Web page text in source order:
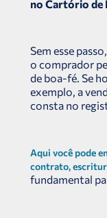
no Cartório de
Sem esse
o comprador
de boa-fé. Se
exemplo, a
consta no
Aqui você pode
contrato,
fundamental